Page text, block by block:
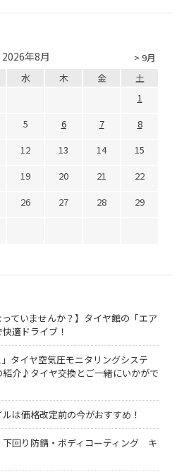
> 9月
2026年8月
水 木 金
土
1
5 6 7
8
12 13 14
15
19 20 21
22
26 27 28
29
っていませんか？】タイヤ館の「エア
適ドライブ！
タイヤ空気圧モニタリングシステ
介♪タイヤ交換とご一緒にいかがで
は価格改定前の今がおすすめ！
回り防錆・ボディコーティング キ